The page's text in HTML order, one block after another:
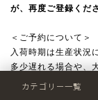
が、再度ご登録くだ
＜ご予約について＞
入荷時期は生産状況
多少遅れる場合や、
お支払い方法は、銀
カテゴリー一覧